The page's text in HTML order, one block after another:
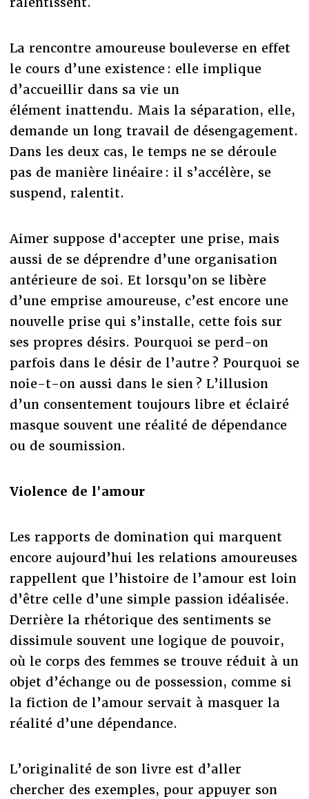
La rencontre amoureuse bouleverse en effet
le cours d’une existence : elle implique
d’accueillir dans sa vie un
élément inattendu. Mais la séparation, elle,
demande un long travail de désengagement.
Dans les deux cas, le temps ne se déroule
pas de manière linéaire : il s’accélère, se
suspend, ralentit.
Aimer suppose d'accepter une prise, mais
aussi de se déprendre d’une organisation
antérieure de soi. Et lorsqu’on se libère
d’une emprise amoureuse, c’est encore une
nouvelle prise qui s’installe, cette fois sur
ses propres désirs. Pourquoi se perd-on
parfois dans le désir de l’autre ? Pourquoi se
noie-t-on aussi dans le sien ? L’illusion
d’un consentement toujours libre et éclairé
masque souvent une réalité de dépendance
ou de soumission.
Violence de l'amour
Les rapports de domination qui marquent
encore aujourd’hui les relations amoureuses
rappellent que l’histoire de l’amour est loin
d’être celle d’une simple passion idéalisée.
Derrière la rhétorique des sentiments se
dissimule souvent une logique de pouvoir,
où le corps des femmes se trouve réduit à un
objet d’échange ou de possession, comme si
la fiction de l’amour servait à masquer la
réalité d’une dépendance.
L’originalité de son livre est d’aller
chercher des exemples, pour appuyer son